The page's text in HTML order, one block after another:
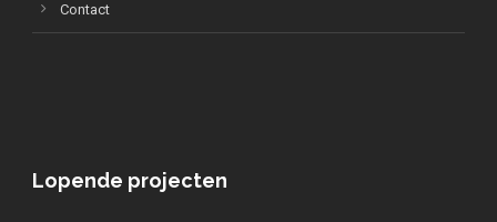
Contact
Lopende projecten